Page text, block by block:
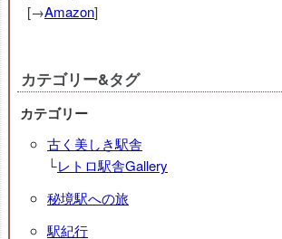
[→Amazon]
カテゴリー&タグ
カテゴリー
古く美しき駅舎
└レトロ駅舎Gallery
秘境駅への旅
駅紀行